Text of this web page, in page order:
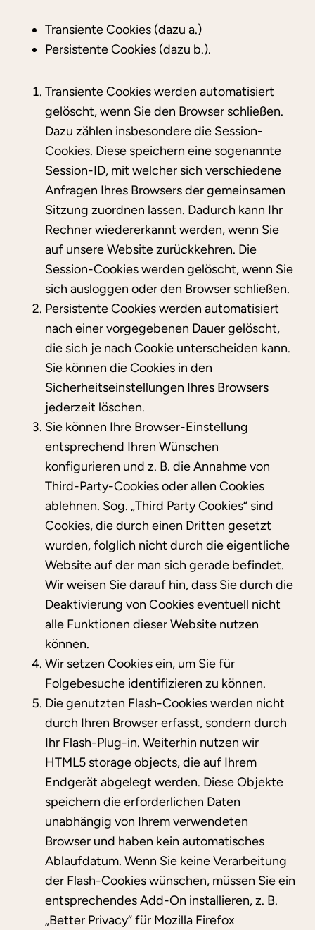
Transiente Cookies (dazu a.)
Persistente Cookies (dazu b.).
Transiente Cookies werden automatisiert
gelöscht, wenn Sie den Browser schließen.
Dazu zählen insbesondere die Session-
Cookies. Diese speichern eine sogenannte
Session-ID, mit welcher sich verschiedene
Anfragen Ihres Browsers der gemeinsamen
Sitzung zuordnen lassen. Dadurch kann Ihr
Rechner wiedererkannt werden, wenn Sie
auf unsere Website zurückkehren. Die
Session-Cookies werden gelöscht, wenn Sie
sich ausloggen oder den Browser schließen.
Persistente Cookies werden automatisiert
nach einer vorgegebenen Dauer gelöscht,
die sich je nach Cookie unterscheiden kann.
Sie können die Cookies in den
Sicherheitseinstellungen Ihres Browsers
jederzeit löschen.
Sie können Ihre Browser-Einstellung
entsprechend Ihren Wünschen
konfigurieren und z. B. die Annahme von
Third-Party-Cookies oder allen Cookies
ablehnen. Sog. „Third Party Cookies“ sind
Cookies, die durch einen Dritten gesetzt
wurden, folglich nicht durch die eigentliche
Website auf der man sich gerade befindet.
Wir weisen Sie darauf hin, dass Sie durch die
Deaktivierung von Cookies eventuell nicht
alle Funktionen dieser Website nutzen
können.
Wir setzen Cookies ein, um Sie für
Folgebesuche identifizieren zu können.
Die genutzten Flash-Cookies werden nicht
durch Ihren Browser erfasst, sondern durch
Ihr Flash-Plug-in. Weiterhin nutzen wir
HTML5 storage objects, die auf Ihrem
Endgerät abgelegt werden. Diese Objekte
speichern die erforderlichen Daten
unabhängig von Ihrem verwendeten
Browser und haben kein automatisches
Ablaufdatum. Wenn Sie keine Verarbeitung
der Flash-Cookies wünschen, müssen Sie ein
entsprechendes Add-On installieren, z. B.
„Better Privacy“ für Mozilla Firefox